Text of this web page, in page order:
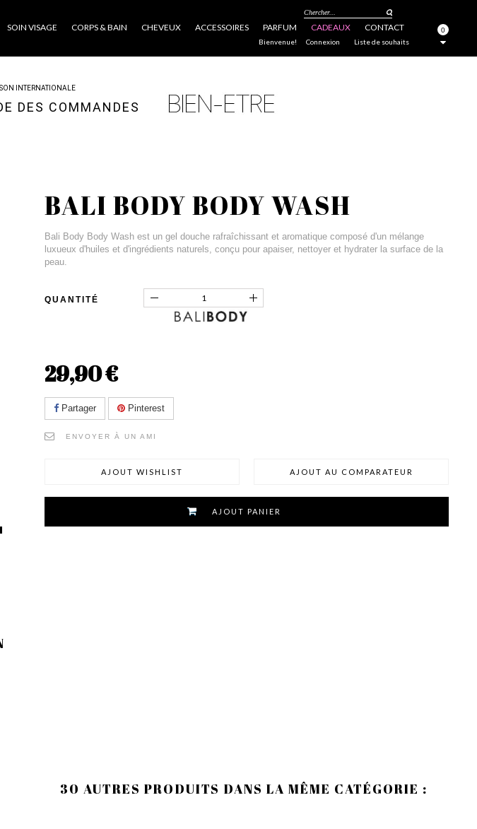
SOIN VISAGE CORPS & BAIN CHEVEUX ACCESSOIRES PARFUM CADEAUX CONTACT
Chercher...
0
Liste de souhaits
Bienvenue! Connexion
INTERNATIONALE
DES COMMANDES
BALI BODY BODY WASH
Bali Body Body Wash est un gel douche rafraîchissant et aromatique composé d'un mélange
luxueux d'huiles et d'ingrédients naturels, conçu pour apaiser, nettoyer et hydrater la surface de la
peau.
QUANTITÉ
29,90 €
Partager Pinterest
ENVOYER À UN AMI
AJOUT WISHLIST AJOUT AU COMPARATEUR
AJOUT PANIER
30 AUTRES PRODUITS DANS LA MÊME CATÉGORIE :